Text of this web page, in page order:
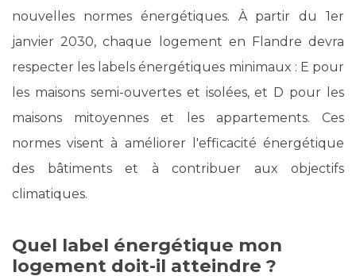
nouvelles normes énergétiques. À partir du 1er
janvier 2030, chaque logement en Flandre devra
respecter les labels énergétiques minimaux : E pour
les maisons semi-ouvertes et isolées, et D pour les
maisons mitoyennes et les appartements. Ces
normes visent à améliorer l'efficacité énergétique
des bâtiments et à contribuer aux objectifs
climatiques.
Quel label énergétique mon
logement doit-il atteindre ?